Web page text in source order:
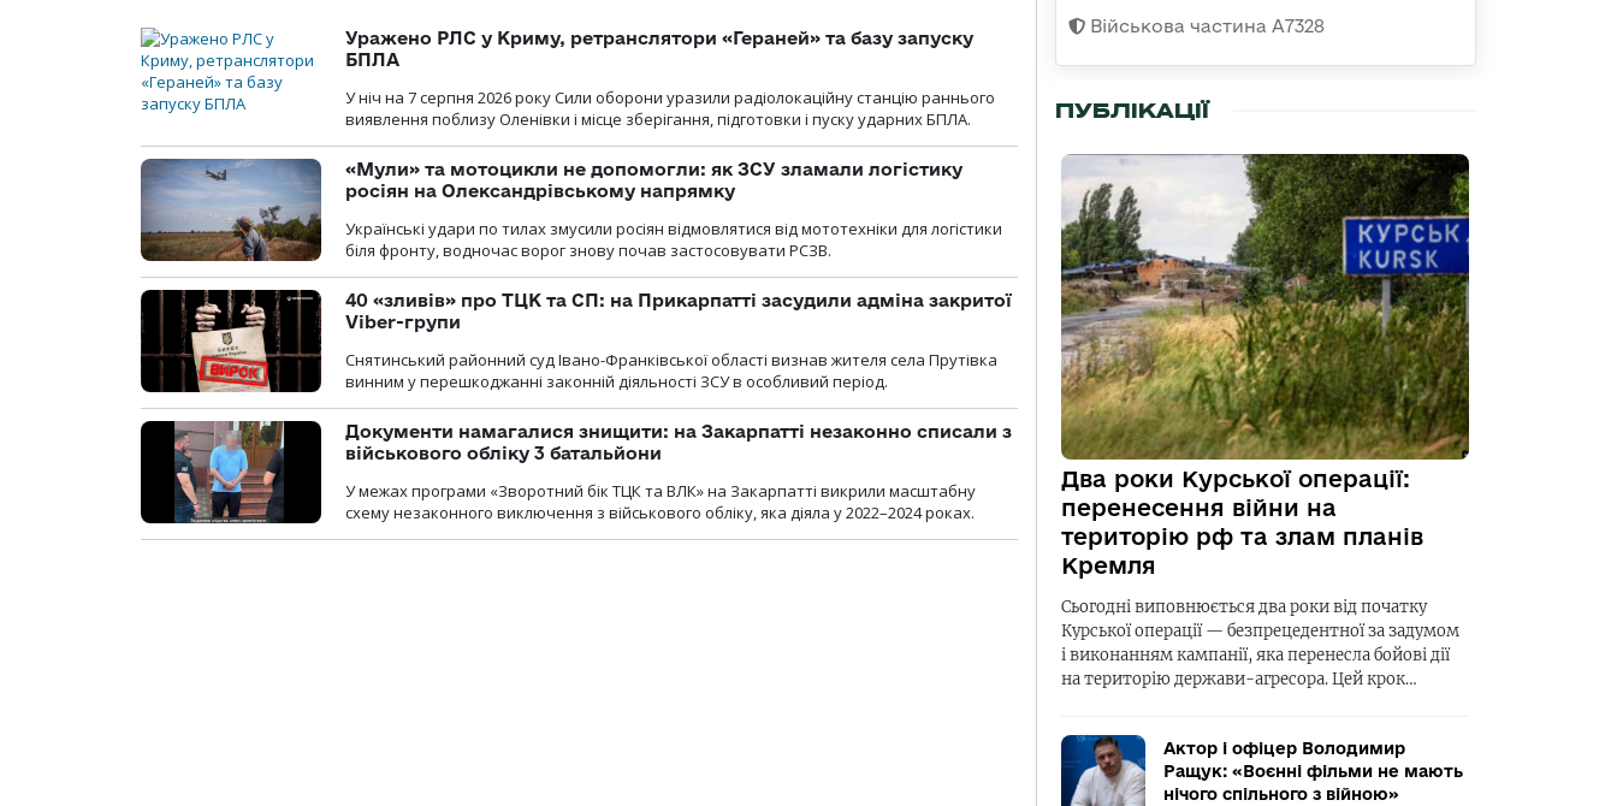
Уражено РЛС у Криму, ретранслятори «Гераней» та базу запуску
БПЛА
У ніч на 7 серпня 2026 року Сили оборони уразили радіолокаційну станцію раннього
виявлення поблизу Оленівки і місце зберігання, підготовки і пуску ударних БПЛА.
«Мули» та мотоцикли не допомогли: як ЗСУ зламали логістику
росіян на Олександрівському напрямку
Українські удари по тилах змусили росіян відмовлятися від мототехніки для логістики
біля фронту, водночас ворог знову почав застосовувати РСЗВ.
40 «зливів» про ТЦК та СП: на Прикарпатті засудили адміна закритої
Viber-групи
Снятинський районний суд Івано-Франківської області визнав жителя села Прутівка
винним у перешкоджанні законній діяльності ЗСУ в особливий період.
Документи намагалися знищити: на Закарпатті незаконно списали з
військового обліку 3 батальйони
У межах програми «Зворотний бік ТЦК та ВЛК» на Закарпатті викрили масштабну
схему незаконного виключення з військового обліку, яка діяла у 2022–2024 роках.
Військова частина А7328
ПУБЛІКАЦІЇ
Два роки Курської операції:
перенесення війни на
територію рф та злам планів
Кремля
Сьогодні виповнюється два роки від початку
Курської операції — безпрецедентної за задумом
і виконанням кампанії, яка перенесла бойові дії
на територію держави-агресора. Цей крок…
Актор і офіцер Володимир
Ращук: «Воєнні фільми не мають
нічого спільного з війною»